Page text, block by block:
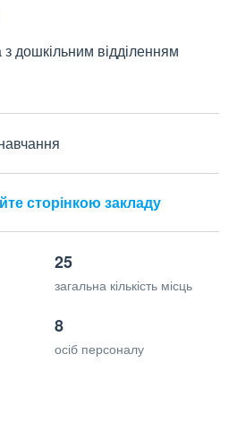
дошкільним відділенням
сторінкою закладу
25
загальна кількість місць
8
осіб персоналу